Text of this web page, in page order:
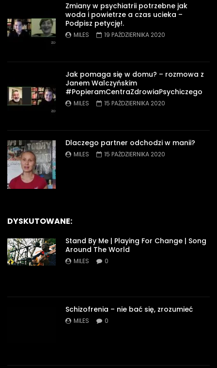
Zmiany w psychiatrii potrzebne jak
woda i powietrze a czas ucieka –
Podpisz petycję!.
MILES 19 PAŹDZIERNIKA 2020
Jak pomaga się w domu? – rozmowa z
Janem Walczyńskim
#PopieramCentraZdrowiaPsychiczego
MILES 15 PAŹDZIERNIKA 2020
Dlaczego partner odchodzi w manii?
MILES 15 PAŹDZIERNIKA 2020
DYSKUTOWANE:
Stand By Me | Playing For Change | Song
Around The World
MILES 0
Schizofrenia – nie bać się, zrozumieć
MILES 0